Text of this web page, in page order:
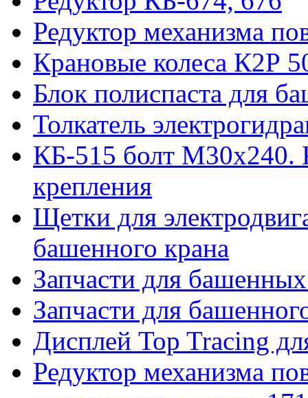
Редуктор механизма
Крановые колеса К2Р
Блок полиспаста для
Толкатель
КБ-515 болт М30х240.
крепления
Щетки для
башенного крана
Запчасти для
Запчасти для
Дисплей Top Tracing
Редуктор механизма